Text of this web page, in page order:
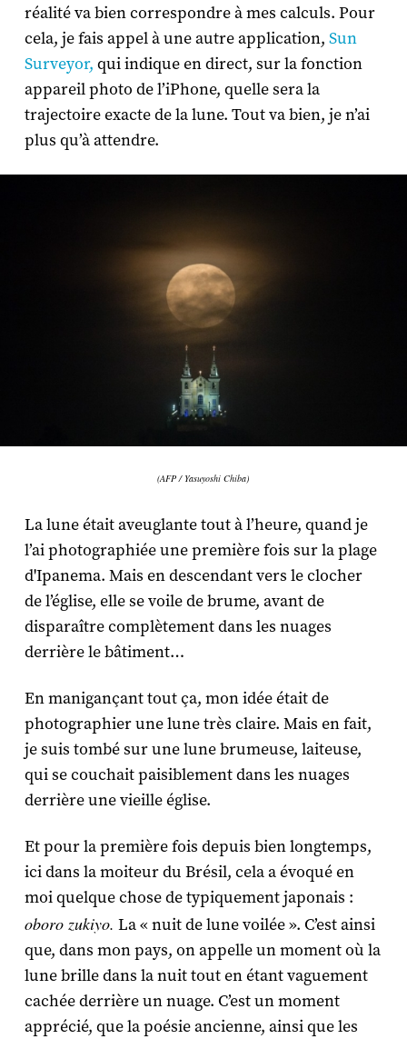
réalité va bien correspondre à mes calculs. Pour
cela, je fais appel à une autre application, Sun
Surveyor, qui indique en direct, sur la fonction
appareil photo de l’iPhone, quelle sera la
trajectoire exacte de la lune. Tout va bien, je n’ai
plus qu’à attendre.
(AFP / Yasuyoshi Chiba)
La lune était aveuglante tout à l’heure, quand je
l’ai photographiée une première fois sur la plage
d'Ipanema. Mais en descendant vers le clocher
de l’église, elle se voile de brume, avant de
disparaître complètement dans les nuages
derrière le bâtiment…
En manigançant tout ça, mon idée était de
photographier une lune très claire. Mais en fait,
je suis tombé sur une lune brumeuse, laiteuse,
qui se couchait paisiblement dans les nuages
derrière une vieille église.
Et pour la première fois depuis bien longtemps,
ici dans la moiteur du Brésil, cela a évoqué en
moi quelque chose de typiquement japonais :
oboro zukiyo. La « nuit de lune voilée ». C’est ainsi
que, dans mon pays, on appelle un moment où la
lune brille dans la nuit tout en étant vaguement
cachée derrière un nuage. C’est un moment
apprécié, que la poésie ancienne, ainsi que les